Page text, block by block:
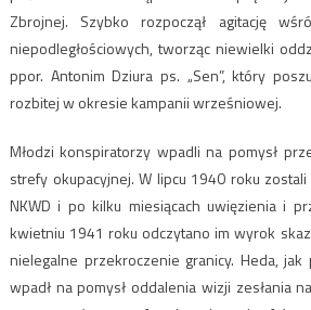
Zbrojnej. Szybko rozpoczął agitację
niepodległościowych, tworząc niewielki
ppor. Antonim Dziura ps. „Sen”, który
rozbitej w okresie kampanii wrześniowej.
Młodzi konspiratorzy wpadli na pomysł
strefy okupacyjnej. W lipcu 1940 roku
NKWD i po kilku miesiącach uwięzienia i
kwietniu 1941 roku odczytano im wyrok
nielegalne przekroczenie granicy. Heda,
wpadł na pomysł oddalenia wizji zesłania